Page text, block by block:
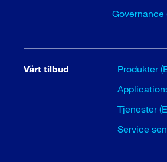
Governance
Vårt tilbud
Produkter
Tjenester
Service